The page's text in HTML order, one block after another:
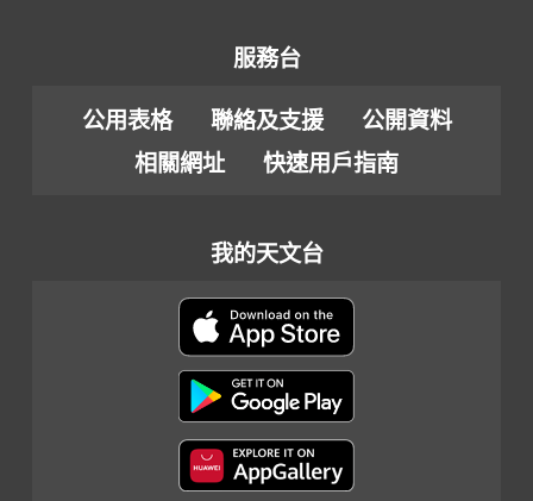
服務台
公用表格 聯絡及支援
公開資料
相關網址
快速用戶指南
我的天文台